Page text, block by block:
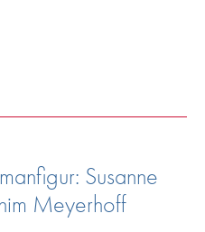
Susanne
Meyerhoff